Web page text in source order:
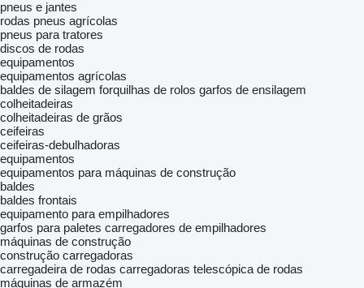
pneus e jantes
rodas pneus agrícolas
pneus para tratores
discos de rodas
equipamentos
equipamentos agrícolas
baldes de silagem forquilhas de rolos garfos de ensilagem
colheitadeiras
colheitadeiras de grãos
ceifeiras
ceifeiras-debulhadoras
equipamentos
equipamentos para máquinas de construção
baldes
baldes frontais
equipamento para empilhadores
garfos para paletes carregadores de empilhadores
máquinas de construção
construção carregadoras
carregadeira de rodas carregadoras telescópica de rodas
máquinas de armazém